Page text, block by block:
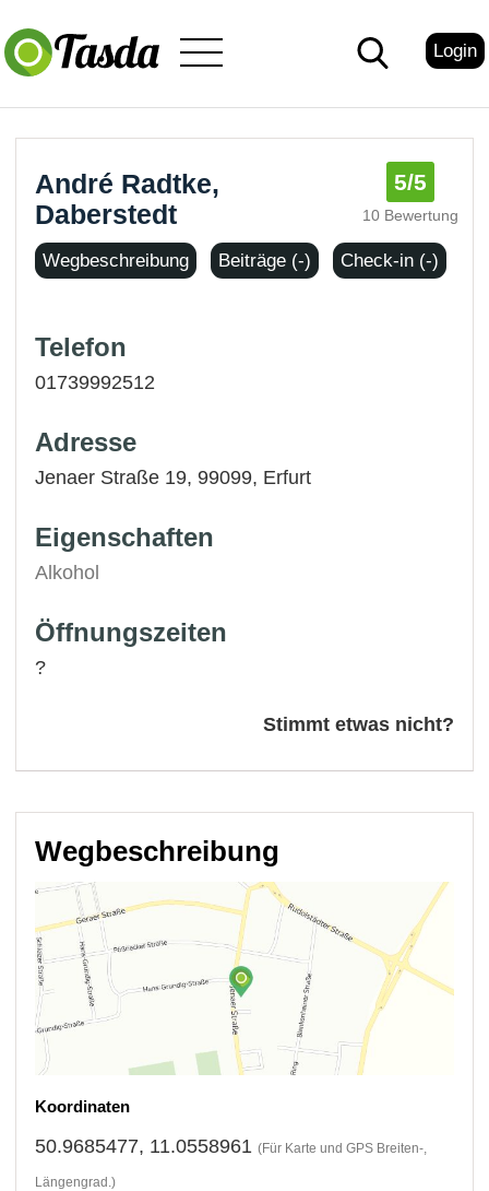
Login
André Radtke,
Daberstedt
5/5
10 Bewertung
Wegbeschreibung Beiträge (-) Check-in (-)
Telefon
01739992512
Adresse
Jenaer Straße 19, 99099, Erfurt
Eigenschaften
Alkohol
Öffnungszeiten
?
Stimmt etwas nicht?
Wegbeschreibung
Koordinaten
50.9685477, 11.0558961 (Für Karte und GPS Breiten-,
Längengrad.)